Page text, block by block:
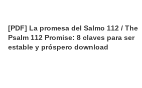
[PDF] La promesa del Salmo 112 / The
Psalm 112 Promise: 8 claves para ser
estable y próspero download